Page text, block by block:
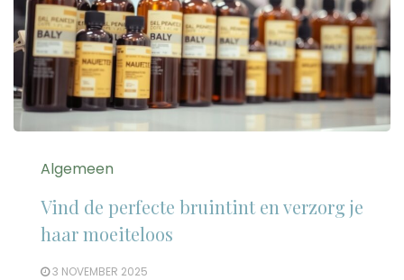
Algemeen
Vind de perfecte bruintint en verzorg je
haar moeiteloos
3 NOVEMBER 2025